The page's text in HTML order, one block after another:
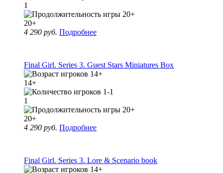
1
20+
4 290 руб. Подробнее
Final Girl. Series 3. Guest Stars Miniatures Box
14+
1
20+
4 290 руб. Подробнее
Final Girl. Series 3. Lore & Scenario book